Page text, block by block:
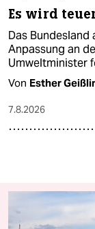
Es wird
Das Bundesland
Anpassung an
Umweltminister
Von Esther
7.8.2026